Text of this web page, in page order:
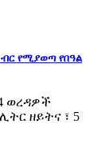
የሚያወጣ የበዓል
ወረዳዎች
ዘይትና ፣ 5